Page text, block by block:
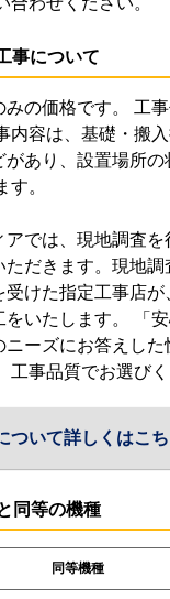
事について
の価格です。 工
内容は、基礎・搬
あり、設置場所の
。
アでは、現地調査
ただきます。現地
けた指定工事店
いたします。 「安
ニーズにお答えし
事品質でお選びく
ついて詳しくはこ
同等の機種
同等機種